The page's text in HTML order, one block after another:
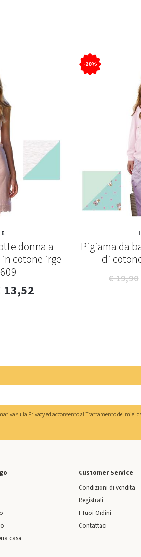
donna a
cotone irge
13,52
-20%
Pigiama da
di
€ 19,90
sulla Privacyed acconsento alTrattamento dei miei
casa
Customer Service
Condizioni di vendita
Registrati
I Tuoi Ordini
Contattaci